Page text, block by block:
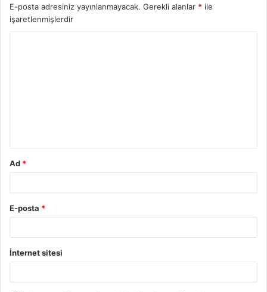
E-posta adresiniz yayınlanmayacak. Gerekli alanlar * ile
işaretlenmişlerdir
Ad *
E-posta *
İnternet sitesi